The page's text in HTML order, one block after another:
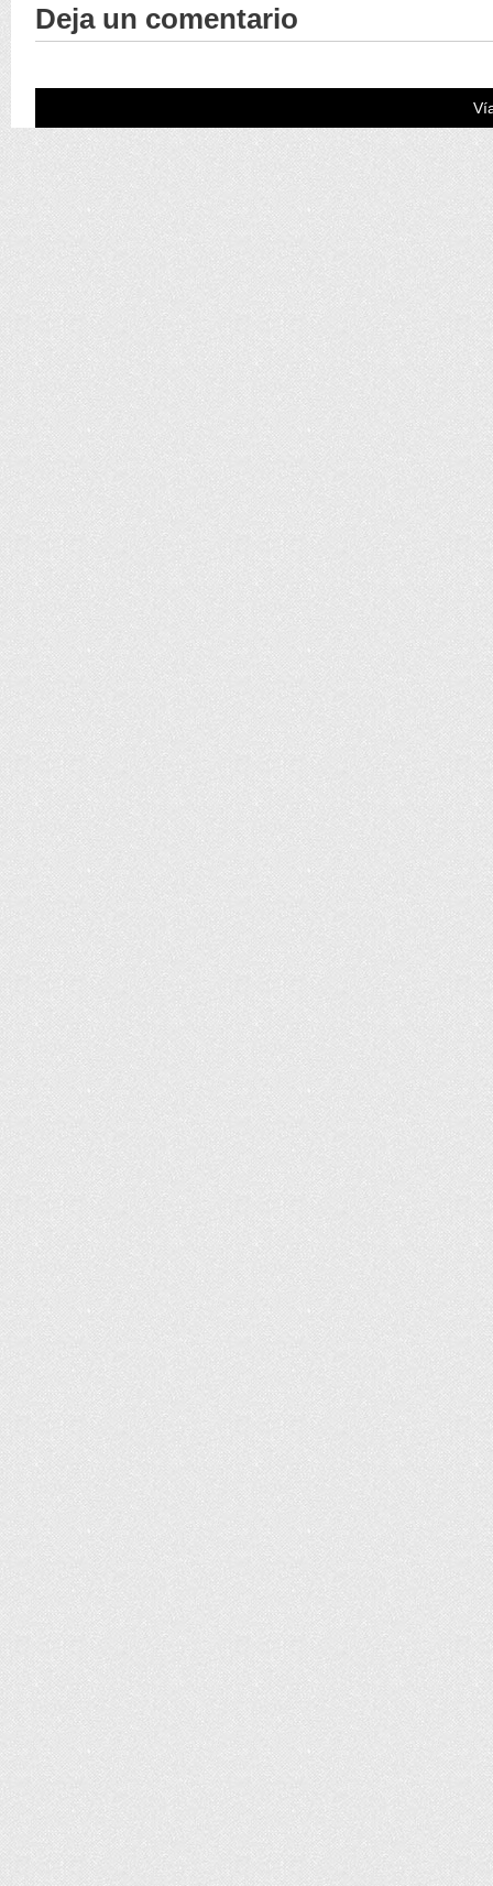
Deja un comentario